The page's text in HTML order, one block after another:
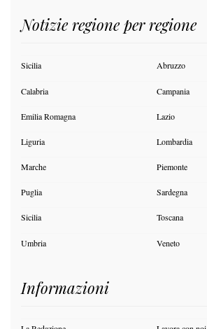
Notizie regione per regione
Sicilia Abruzzo
Calabria Campania
Emilia Romagna Lazio
Liguria Lombardia
Marche Piemonte
Puglia Sardegna
Sicilia Toscana
Umbria Veneto
Informazioni